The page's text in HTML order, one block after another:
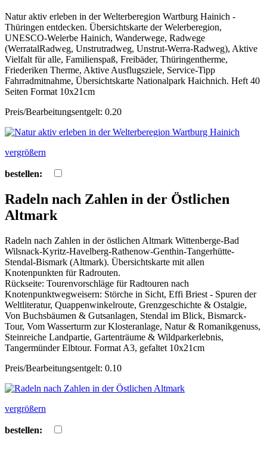
Natur aktiv erleben in der Welterberegion Wartburg Hainich -
Thüringen entdecken. Übersichtskarte der Welerberegion,
UNESCO-Welerbe Hainich, Wanderwege, Radwege
(WerratalRadweg, Unstrutradweg, Unstrut-Werra-Radweg), Aktive
Vielfalt für alle, Familienspaß, Freibäder, Thüringentherme,
Friederiken Therme, Aktive Ausflugsziele, Service-Tipp
Fahrradmitnahme, Übersichtskarte Nationalpark Haichnich. Heft 40
Seiten Format 10x21cm
Preis/Bearbeitungsentgelt: 0.20
vergrößern
bestellen:
Radeln nach Zahlen in der Östlichen
Altmark
Radeln nach Zahlen in der östlichen Altmark Wittenberge-Bad
Wilsnack-Kyritz-Havelberg-Rathenow-Genthin-Tangerhütte-
Stendal-Bismark (Altmark). Übersichtskarte mit allen
Knotenpunkten für Radrouten.
Rückseite: Tourenvorschläge für Radtouren nach
Knotenpunktwegweisern: Störche in Sicht, Effi Briest - Spuren der
Weltliteratur, Quappenwinkelroute, Grenzgeschichte & Ostalgie,
Von Buchsbäumen & Gutsanlagen, Stendal im Blick, Bismarck-
Tour, Vom Wasserturm zur Klosteranlage, Natur & Romanikgenuss,
Steinreiche Landpartie, Gartenträume & Wildparkerlebnis,
Tangermünder Elbtour. Format A3, gefaltet 10x21cm
Preis/Bearbeitungsentgelt: 0.10
vergrößern
bestellen: